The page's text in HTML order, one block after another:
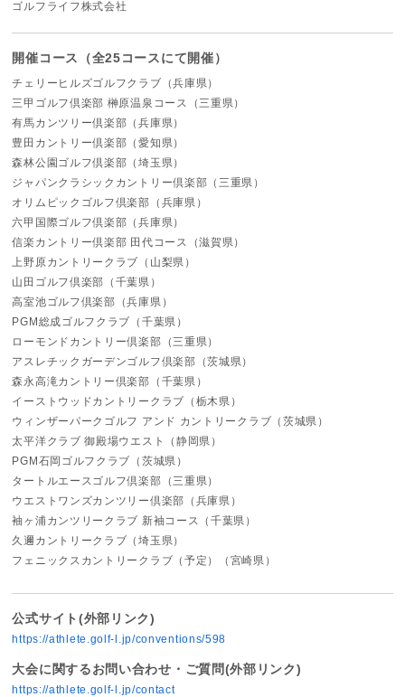
ゴルフライフ株式会社
開催コース（全25コースにて開催）
チェリーヒルズゴルフクラブ（兵庫県）
三甲ゴルフ倶楽部 榊原温泉コース（三重県）
有馬カンツリー倶楽部（兵庫県）
豊田カントリー倶楽部（愛知県）
森林公園ゴルフ倶楽部（埼玉県）
ジャパンクラシックカントリー倶楽部（三重県）
オリムピックゴルフ倶楽部（兵庫県）
六甲国際ゴルフ倶楽部（兵庫県）
信楽カントリー倶楽部 田代コース（滋賀県）
上野原カントリークラブ（山梨県）
山田ゴルフ倶楽部（千葉県）
高室池ゴルフ倶楽部（兵庫県）
PGM総成ゴルフクラブ（千葉県）
ローモンドカントリー倶楽部（三重県）
アスレチックガーデンゴルフ倶楽部（茨城県）
森永高滝カントリー倶楽部（千葉県）
イーストウッドカントリークラブ（栃木県）
ウィンザーパークゴルフ アンド カントリークラブ（茨城県）
太平洋クラブ 御殿場ウエスト（静岡県）
PGM石岡ゴルフクラブ（茨城県）
タートルエースゴルフ倶楽部（三重県）
ウエストワンズカンツリー倶楽部（兵庫県）
袖ヶ浦カンツリークラブ 新袖コース（千葉県）
久邇カントリークラブ（埼玉県）
フェニックスカントリークラブ（予定）（宮崎県）
公式サイト(外部リンク)
https://athlete.golf-l.jp/conventions/598
大会に関するお問い合わせ・ご質問(外部リンク)
https://athlete.golf-l.jp/contact